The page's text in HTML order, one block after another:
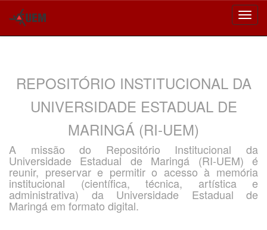
REPOSITÓRIO INSTITUCIONAL DA
UNIVERSIDADE ESTADUAL DE
MARINGÁ (RI-UEM)
A missão do Repositório Institucional da
Universidade Estadual de Maringá (RI-UEM) é
reunir, preservar e permitir o acesso à memória
institucional (científica, técnica, artística e
administrativa) da Universidade Estadual de
Maringá em formato digital.